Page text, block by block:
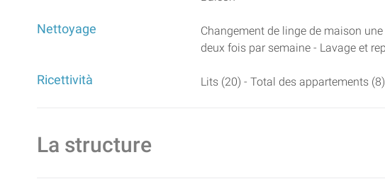
Nettoyage
Changement de linge de maison
deux fois par semaine - Lavage et
Ricettività Lits (20) - Total des appartements
La structure